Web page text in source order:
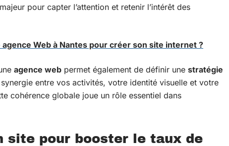
pour capter l’attention et retenir l’intérêt des
Web à Nantes pour créer son site internet ?
agence web permet également de définir une stratégie
entre vos activités, votre identité visuelle et votre
cohérence globale joue un rôle essentiel dans
site pour booster le taux de